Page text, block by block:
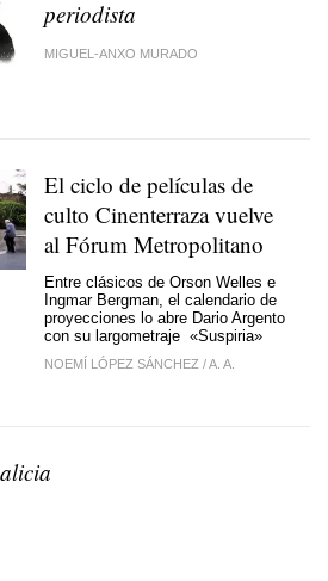
periodista
MIGUEL-ANXO MURADO
El ciclo de películas de
culto Cinenterraza vuelve
al Fórum Metropolitano
Entre clásicos de Orson Welles e
Ingmar Bergman, el calendario de
proyecciones lo abre Dario Argento
con su largometraje «Suspiria»
NOEMÍ LÓPEZ SÁNCHEZ /A. A.